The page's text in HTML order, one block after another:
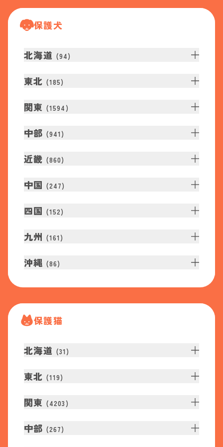
保護犬
北海道 (94)
東北 (185)
関東 (1594 )
中部 (941 )
近畿 (860)
中国 (247)
四国 (152)
九州 (161 )
沖縄 (86)
保護猫
北海道 (31 )
東北 (119)
関東 (4203 )
中部 (267)